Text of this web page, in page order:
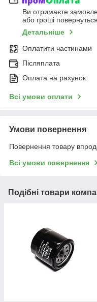
Ви отримаєте
або гроші
Детальніше
Оплатити частинами
Післяплата
Оплата на рахунок
Всі умови оплати
Умови повернення
Повернення товару
Всі умови повернення
Подібні товари